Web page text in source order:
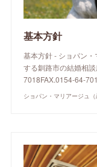
基本方針
基本方針 - ショパン
する釧路市の結婚相
7018FAX.0154-64-